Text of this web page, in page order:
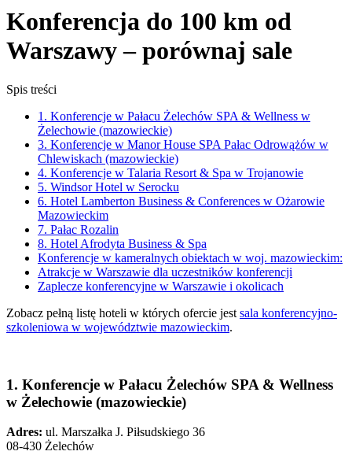
Konferencja do 100 km od
Warszawy – porównaj sale
Spis treści
1. Konferencje w Pałacu Żelechów SPA & Wellness w
Żelechowie (mazowieckie)
3. Konferencje w Manor House SPA Pałac Odrowążów w
Chlewiskach (mazowieckie)
4. Konferencje w Talaria Resort & Spa w Trojanowie
5. Windsor Hotel w Serocku
6. Hotel Lamberton Business & Conferences w Ożarowie
Mazowieckim
7. Pałac Rozalin
8. Hotel Afrodyta Business & Spa
Konferencje w kameralnych obiektach w woj. mazowieckim:
Atrakcje w Warszawie dla uczestników konferencji
Zaplecze konferencyjne w Warszawie i okolicach
Zobacz pełną listę hoteli w których ofercie jest sala konferencyjno-
szkoleniowa w województwie mazowieckim.
1. Konferencje w Pałacu Żelechów SPA & Wellness
w Żelechowie (mazowieckie)
Adres: ul. Marszałka J. Piłsudskiego 36
08-430 Żelechów